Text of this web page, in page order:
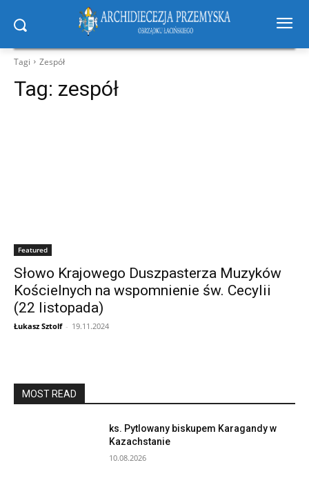
Tagi Zespół
Tag: zespół
Featured
Słowo Krajowego Duszpasterza Muzyków
Kościelnych na wspomnienie św. Cecylii
(22 listopada)
Łukasz Sztolf - 19.11.2024
MOST READ
ks. Pytlowany biskupem Karagandy w
Kazachstanie
10.08.2026